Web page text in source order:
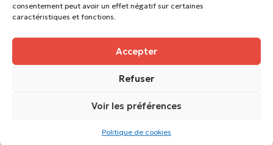
consentement peut avoir un effet négatif sur certaines
caractéristiques et fonctions.
Accepter
Refuser
Voir les préférences
Politique de cookies
Suivez-nous
09.73.65.17.60
citymix 2026 ©